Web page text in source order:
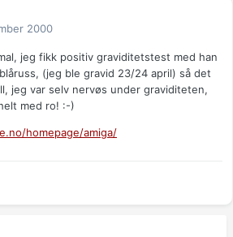
2000
jeg fikk positiv graviditetstest med han
(jeg ble gravid 23/24 april) så det
jeg var selv nervøs under graviditeten,
med ro! :-)
homepage/amiga/